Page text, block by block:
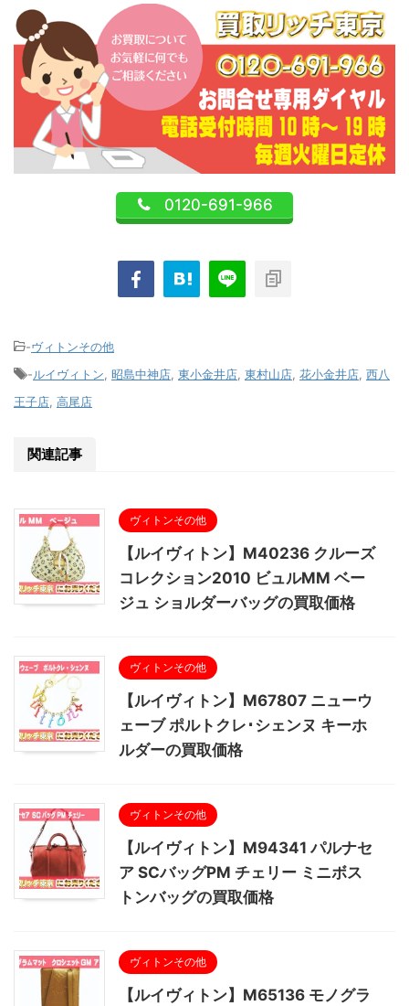
0120-691-966
-ヴィトンその他
-ルイヴィトン, 昭島中神店, 東小金井店, 東村山店, 花小金井店, 西八
王子店, 高尾店
関連記事
ヴィトンその他
【ルイヴィトン】M40236 クルーズ
コレクション2010 ビュルMM ベー
ジュ ショルダーバッグの買取価格
ヴィトンその他
【ルイヴィトン】M67807 ニューウ
ェーブ ポルトクレ･シェンヌ キーホ
ルダーの買取価格
ヴィトンその他
【ルイヴィトン】M94341 パルナセ
ア SCバッグPM チェリー ミニボス
トンバッグの買取価格
ヴィトンその他
【ルイヴィトン】M65136 モノグラ